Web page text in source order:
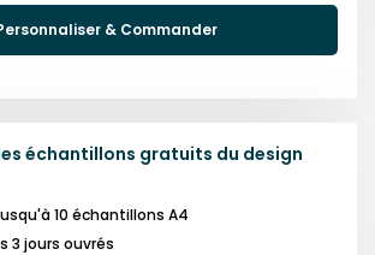
& Commander
échantillons gratuits du design
10 échantillons A4
3 jours ouvrés